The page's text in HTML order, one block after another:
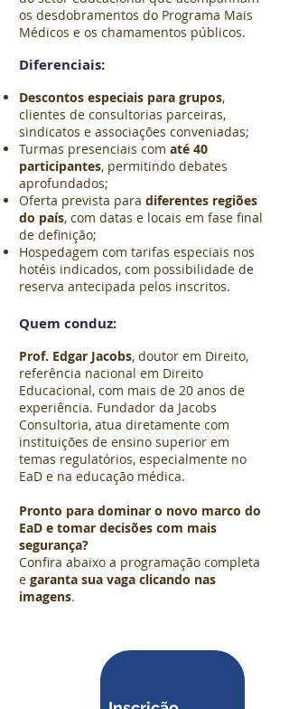
os desdobramentos do Programa Mais
Médicos e os chamamentos públicos.
Diferenciais:
Descontos especiais para grupos,
clientes de consultorias parceiras,
sindicatos e associações conveniadas;
Turmas presenciais com até 40
participantes, permitindo debates
aprofundados;
Oferta prevista para diferentes regiões
do país, com datas e locais em fase final
de definição;
Hospedagem com tarifas especiais nos
hotéis indicados, com possibilidade de
reserva antecipada pelos inscritos.
Quem conduz:
Prof. Edgar Jacobs, doutor em Direito,
referência nacional em Direito
Educacional, com mais de 20 anos de
experiência. Fundador da Jacobs
Consultoria, atua diretamente com
instituições de ensino superior em
temas regulatórios, especialmente no
EaD e na educação médica.
Pronto para dominar o novo marco do
EaD e tomar decisões com mais
segurança?
Confira abaixo a programação completa
e garanta sua vaga clicando nas
imagens.